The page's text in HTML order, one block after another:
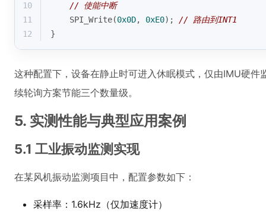
10
// 使能中断
11
    SPI_Write(
0x0D, 0xE0); // 路由到INT1
12
}
这种配置下，设备在静止时可进入休眠模式，仅由IMU硬
续轮询方案节能三个数量级。
5. 实测性能与典型应用案例
5.1 工业振动监测实现
在某风机振动监测项目中，配置参数如下：
采样率：1.6kHz（仅加速度计）